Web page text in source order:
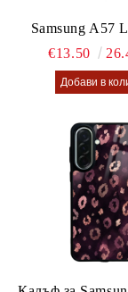
Samsung A57
€13.50